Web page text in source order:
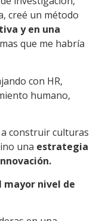
creé un método
y en una
que me habría
con HR,
humano,
construir culturas
una estrategia
nivel de